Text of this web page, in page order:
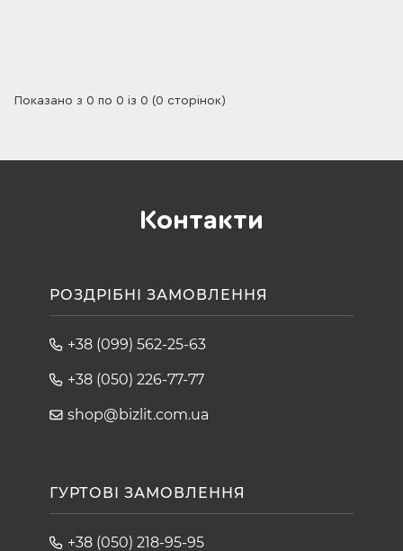
Показано з 0 по 0 із 0 (0 сторінок)
Контакти
РОЗДРІБНІ ЗАМОВЛЕННЯ
+38 (099) 562-25-63
+38 (050) 226-77-77
shop@bizlit.com.ua
ГУРТОВІ ЗАМОВЛЕННЯ
+38 (050) 218-95-95